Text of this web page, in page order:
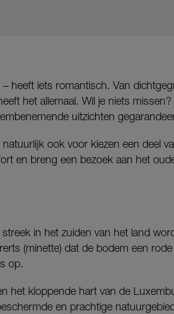
heeft iets romantisch. Van
het allemaal. Wil je niets
uitzichten
ook voor kiezen een deel
en breng een bezoek aan het
in het zuiden van het land
(minette) dat de bodem een
op.
het kloppende hart van de
en prachtige